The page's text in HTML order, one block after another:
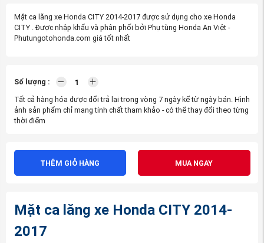
Mặt ca lăng xe Honda CITY 2014-2017 được sử dụng cho xe Honda
CITY . Được nhập khẩu và phân phối bởi Phụ tùng Honda An Việt -
Phutungotohonda.com giá tốt nhất
Số lượng :
Tất cả hàng hóa được đổi trả lại trong vòng 7 ngày kể từ ngày bán. Hình
ảnh sản phẩm chỉ mang tính chất tham khảo - có thể thay đổi theo từng
thời điểm
THÊM GIỎ HÀNG MUA NGAY
Mặt ca lăng xe Honda CITY 2014-
2017